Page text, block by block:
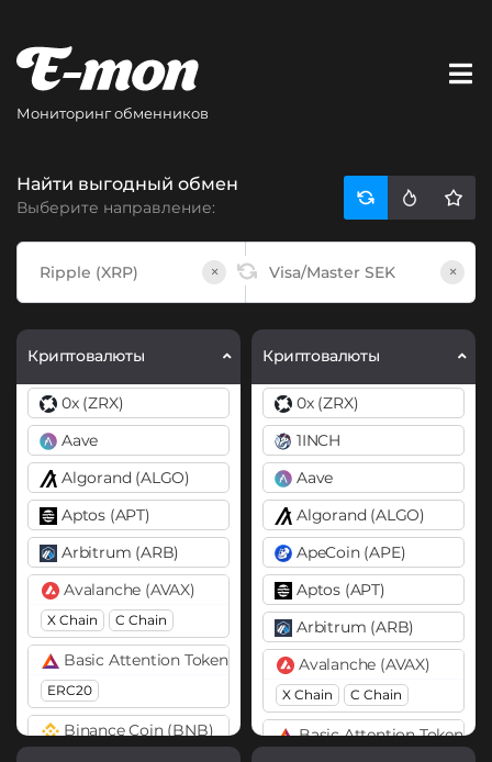
Мониторинг обменников
Найти выгодный обмен
Выберите направление:
× ×
Криптовалюты
0x (ZRX)
Aave
Algorand (ALGO)
Aptos (APT)
Arbitrum (ARB)
Avalanche (AVAX)
X Chain C Chain
Basic Attention Token (BAT)
ERC20
Binance Coin (BNB)
Криптовалюты
0x (ZRX)
1INCH
Aave
Algorand (ALGO)
ApeCoin (APE)
Aptos (APT)
Arbitrum (ARB)
Avalanche (AVAX)
X Chain C Chain
Basic Attention Token